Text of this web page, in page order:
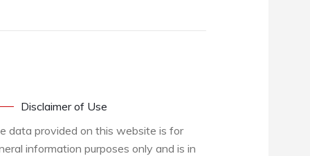
Disclaimer of Use
data provided on this website is for
information purposes only and is in